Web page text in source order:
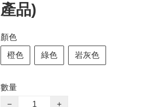
產品)
顏色
橙色 綠色 岩灰色
數量
−
+